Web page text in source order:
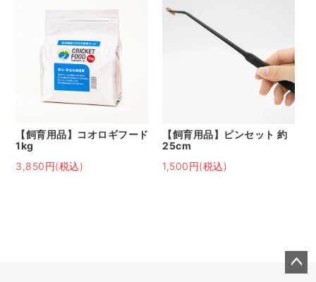
【飼育用品】コオロギフード
1kg
3,850円(税込)
【飼育用品】ピンセット 約
25cm
1,500円(税込)